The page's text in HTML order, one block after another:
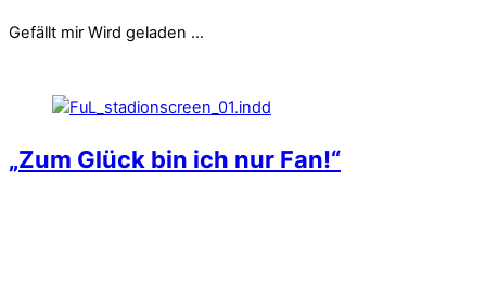
Gefällt mir Wird geladen …
„Zum Glück bin ich nur Fan!“